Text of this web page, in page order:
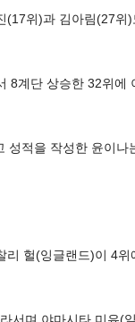
(17위)과 김아림(27위)
8계단 상승한 32위에
성적을 작성한 윤이나
리 헐(잉글랜드)이 4위